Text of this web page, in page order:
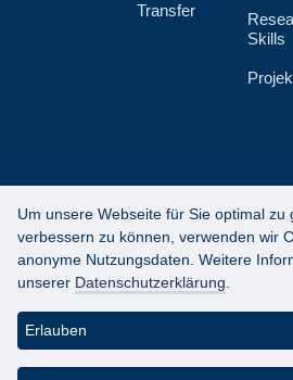
Transfer
Skills
Datenschutzerklärung
ImpressumAbout
Um unsere Webseite für Sie optimal zu
verbessern zu können, verwenden wir
anonyme Nutzungsdaten. Weitere
unserer Datenschutzerklärung
Erlauben